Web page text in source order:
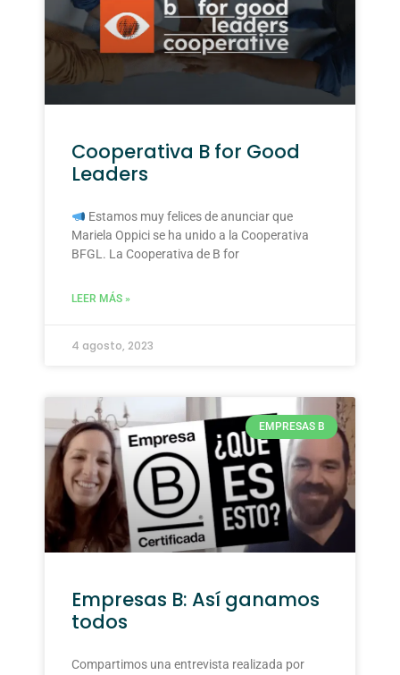
Cooperativa B for Good
Leaders
Estamos muy felices de anunciar que
Mariela Oppici se ha unido a la Cooperativa
BFGL. La Cooperativa de B for
LEER MÁS »
4 agosto, 2023
EMPRESAS B
Empresas B: Así ganamos
todos
Compartimos una entrevista realizada por